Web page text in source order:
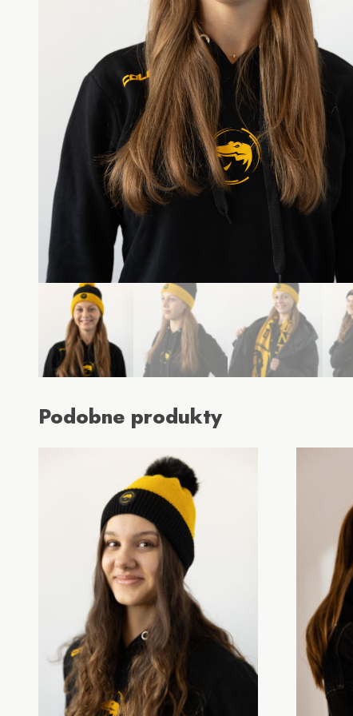
Podobne produkty